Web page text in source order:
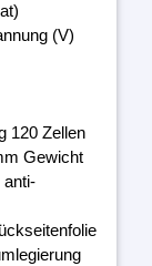
(V)
120 Zellen
Gewicht
anti-